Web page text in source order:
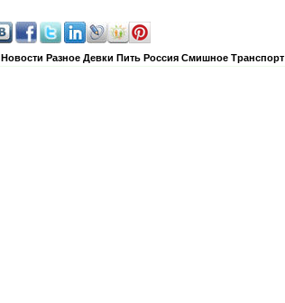
Новости Разное Девки Пить Россия Смишное Транспорт